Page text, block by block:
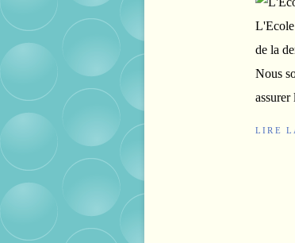
L'Ecole
de la
Nous
LIRE